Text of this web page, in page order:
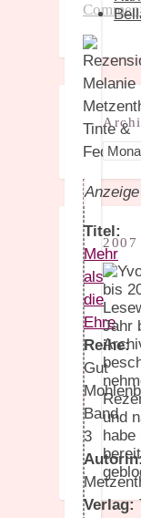
Anzeige
Titel:
Mehr
als
die
Ehre
Reihe:
Gut
Band
3
Verlag:
2007
bis
Jahr
und
habe